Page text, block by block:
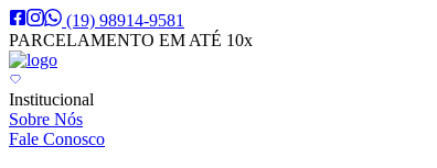
(19) 98914-9581
PARCELAMENTO EM ATÉ 10x
Institucional
Sobre Nós
Fale Conosco